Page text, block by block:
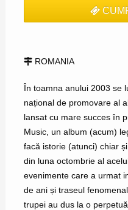
ROMANIA
În toamna anului 2003 se
național de promovare al
lansat cu mare succes în
Music, un album (acum)
facă istorie (atunci) chiar
din luna octombrie al
evenimente care a urmat
de ani și traseul
trupei au dus la o